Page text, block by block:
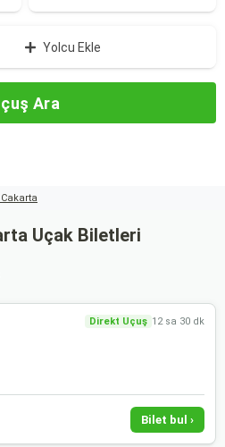
Yolcu Ekle
Ara
Uçak Biletleri
Direkt Uçuş 12 sa 30 dk
Bilet bul ›